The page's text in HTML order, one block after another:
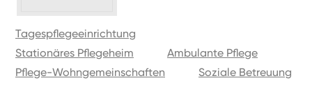
Tagespflegeeinrichtung
Stationäres Pflegeheim
Ambulante Pflege
Pflege-Wohngemeinschaften
Soziale Betreuung